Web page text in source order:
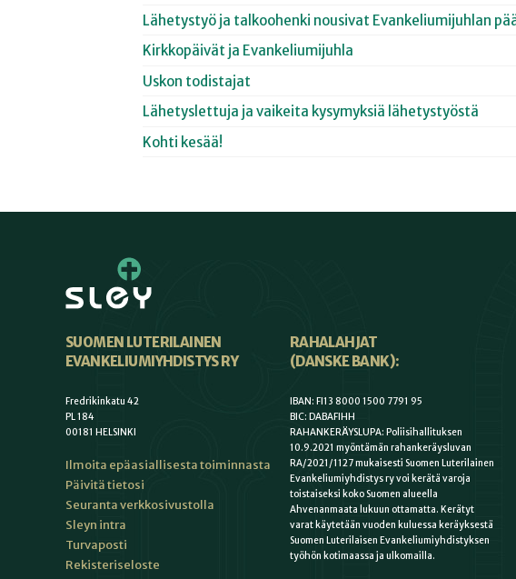
Lähetystyö ja talkoohenki nousivat Evankeliumijuhlan
Kirkkopäivät ja Evankeliumijuhla
Uskon todistajat
Lähetyslettuja ja vaikeita kysymyksiä lähetystyöstä
Kohti kesää!
SUOMEN LUTERILAINEN
EVANKELIUMIYHDISTYS RY
Fredrikinkatu 42
PL 184
00181 HELSINKI
Ilmoita epäasiallisesta toiminnasta
Päivitä tietosi
Seuranta verkkosivustolla
Sleyn intra
Turvaposti
Rekisteriseloste
RAHALAHJAT
(DANSKE BANK):
IBAN: FI13 8000 1500 7791 95
BIC: DABAFIHH
RAHANKERÄYSLUPA: Poliisihallituksen
10.9.2021 myöntämän rahankeräysluvan
RA/2021/1127 mukaisesti Suomen Luterilainen
Evankeliumiyhdistys ry voi kerätä varoja
toistaiseksi koko Suomen alueella
Ahvenanmaata lukuun ottamatta. Kerätyt
varat käytetään vuoden kuluessa keräyksestä
Suomen Luterilaisen Evankeliumiyhdistyksen
työhön kotimaassa ja ulkomailla.